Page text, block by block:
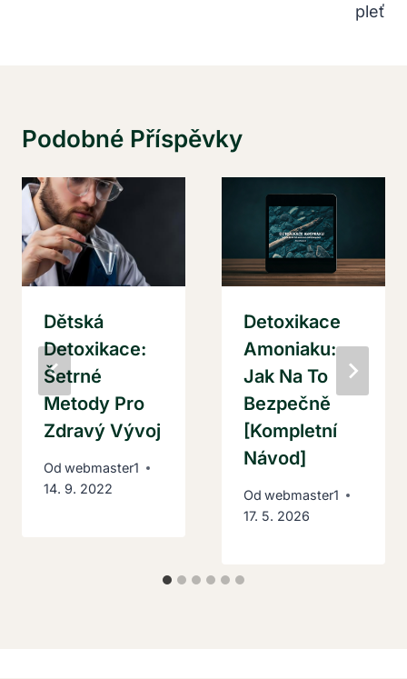
pleť
Podobné Příspěvky
Dětská
Detoxikace:
Šetrné
Metody Pro
Zdravý Vývoj
Od webmaster1
14. 9. 2022
Detoxikace
Amoniaku:
Jak Na To
Bezpečně
[Kompletní
Návod]
Od webmaster1
17. 5. 2026